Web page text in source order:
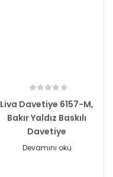
Liva Davetiye 6157-M,
Bakır Yaldız Baskılı
Davetiye
Devamını oku